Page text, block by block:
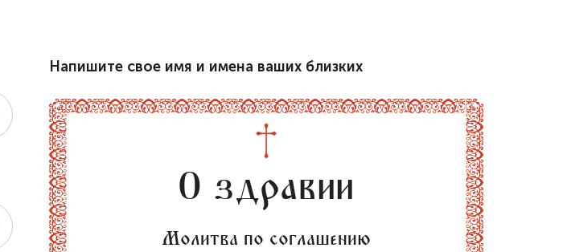
Напишите свое имя и имена ваших близких
О здравии
Молитва по соглашению